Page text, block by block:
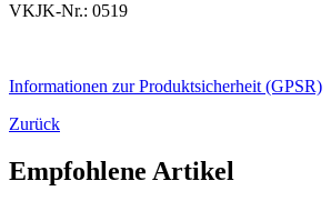
VKJK-Nr.: 0519
Informationen zur Produktsicherheit (GPSR)
Zurück
Empfohlene Artikel